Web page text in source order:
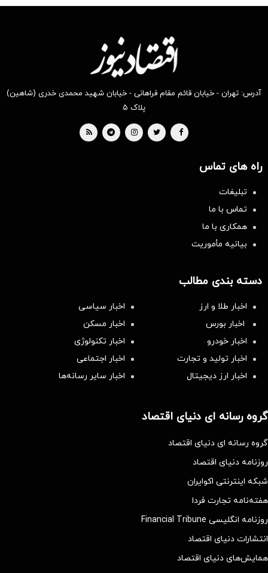
آدرس: تهران - خیابان قائم مقام فراهانی - خیابان شهید محمدی خدری (شاهین)
پلاک ۵
راه های تماس
تبلیغات
تماس با ما
همکاری با ما
بیانیه مأموریت
دسته بندی مطالب
اخبار طلا و ارز
اخبار سیاسی
اخبار بورس
اخبار مسکن
اخبار خودرو
اخبار تکنولوژی
اخبار تولید و تجارت
اخبار اجتماعی
اخبار ارز دیجیتال
اخبار سایر رسانه‌‌ها
گروه رسانه ای دنیای اقتصاد
گروه رسانه ای دنیای اقتصاد
روزنامه دنیای اقتصاد
شبکه اینترنتی اکوایران
هفته‌نامه تجارت فردا
روزنامه انگلیسی Financial Tribune
انتشارات دنیای اقتصاد
همایش‌های دنیای اقتصاد